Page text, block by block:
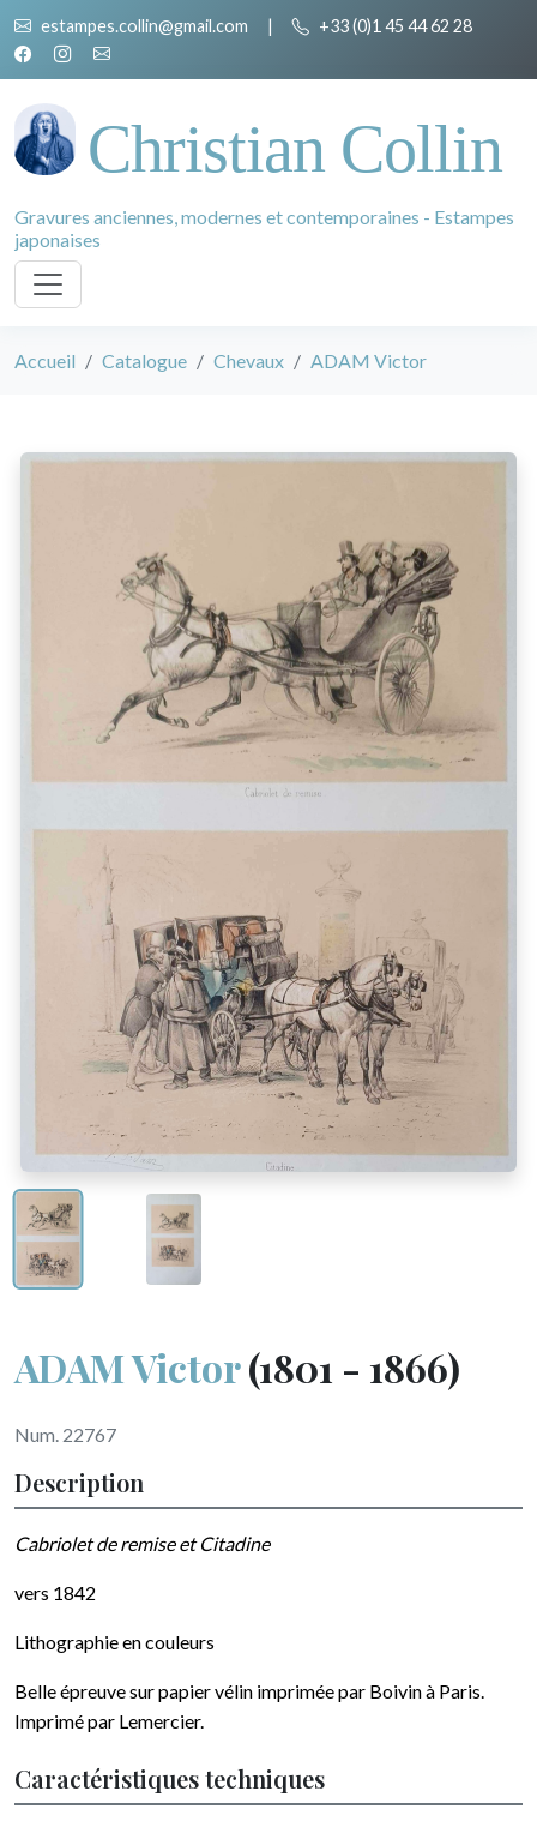
estampes.collin@gmail.com | +33 (0)1 45 44 62 28
Christian Collin
Gravures anciennes, modernes et contemporaines - Estampes
japonaises
Accueil Catalogue Chevaux ADAM Victor
ADAM Victor(1801 - 1866)
Num. 22767
Description
Cabriolet de remise et Citadine
vers 1842
Lithographie en couleurs
Belle épreuve sur papiervélin imprimée par Boivin à Paris.
Imprimé par Lemercier.
Caractéristiques techniques